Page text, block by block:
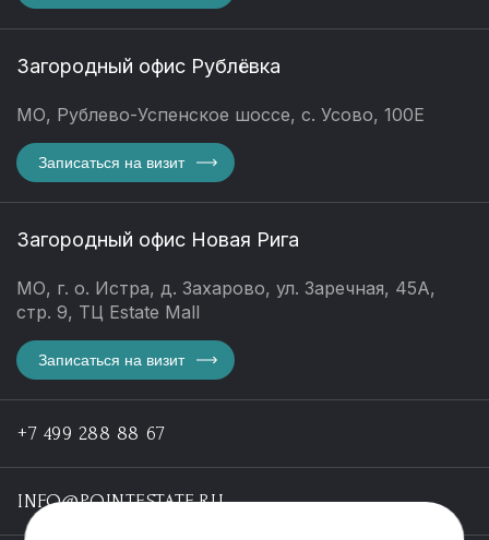
Загородный офис Рублёвка
МО, Рублево-Успенское шоссе, с. Усово, 100Е
Записаться на визит
Загородный офис Новая Рига
МО, г. о. Истра, д. Захарово, ул. Заречная, 45А,
стр. 9, ТЦ Estate Mall
Записаться на визит
+7 499 288 88 67
INFO@POINTESTATE.RU